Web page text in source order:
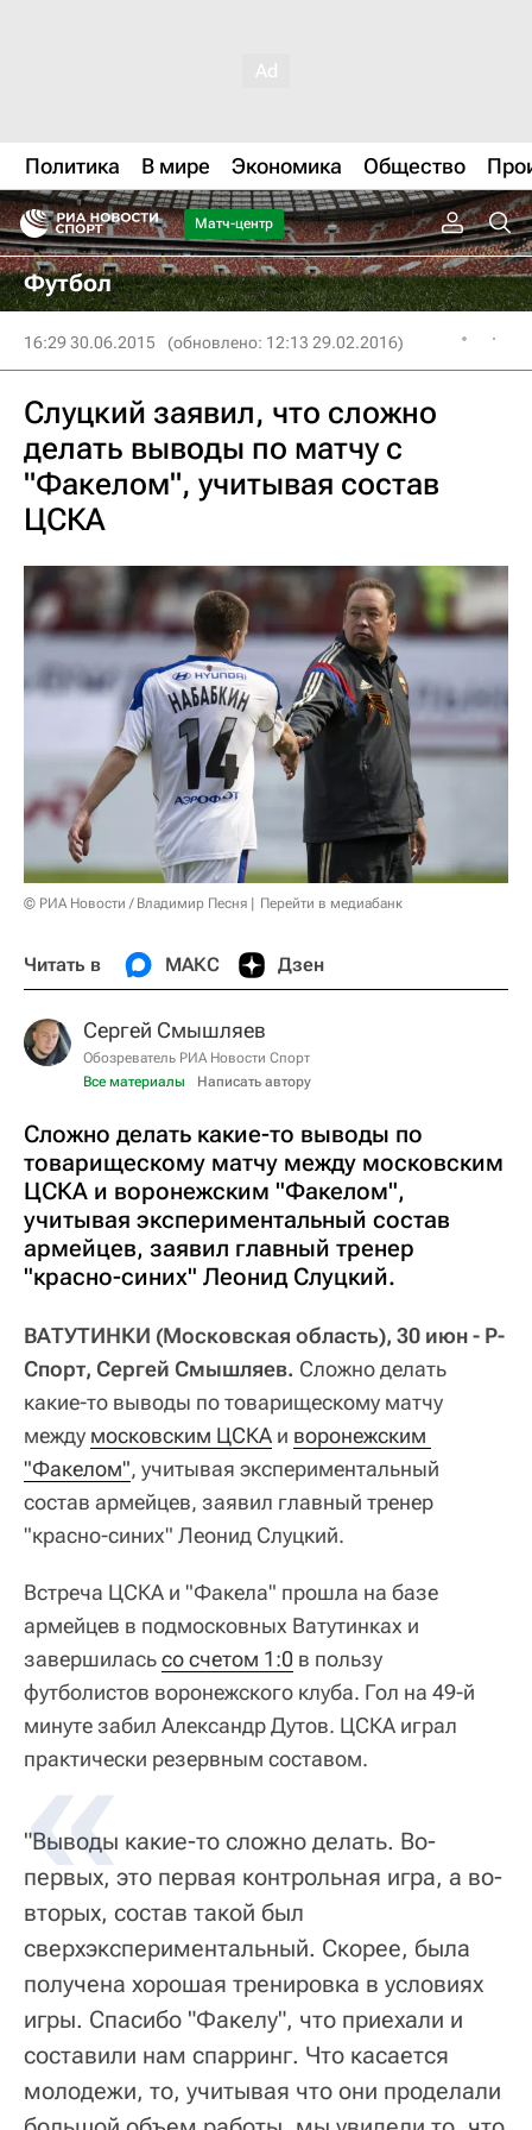
Политика В мире Экономика Общество
Матч-центр
Футбол
16:29 30.06.2015 (обновлено: 12:13 29.02.2016)
Слуцкий заявил, что сложно
делать выводы по матчу с
"Факелом", учитывая состав
ЦСКА
© РИА Новости / Владимир Песня Перейти в медиабанк
Читать в МАКС Дзен
Сергей Смышляев
Обозреватель РИА Новости Спорт
Все материалы
Написать автору
Сложно делать какие-то выводы по
товарищескому матчу между московским
ЦСКА и воронежским "Факелом",
учитывая экспериментальный состав
армейцев, заявил главный тренер
"красно-синих" Леонид Слуцкий.
ВАТУТИНКИ (Московская область), 30 июн - Р-
Спорт, Сергей Смышляев. Сложно делать
какие-то выводы по товарищескому матчу
между московским ЦСКА и воронежским
"Факелом", учитывая экспериментальный
состав армейцев, заявил главный тренер
"красно-синих" Леонид Слуцкий.
Встреча ЦСКА и "Факела" прошла на базе
армейцев в подмосковных Ватутинках и
завершиласьсо счетом 1:0 в пользу
футболистов воронежского клуба. Гол на 49-й
минуте забил Александр Дутов. ЦСКА играл
практически резервным составом.
"Выводы какие-то сложно делать. Во-
первых, это первая контрольная игра, а во-
вторых, состав такой был
сверхэкспериментальный. Скорее, была
получена хорошая тренировка в условиях
игры. Спасибо "Факелу", что приехали и
составили нам спарринг. Что касается
молодежи, то, учитывая что они проделали